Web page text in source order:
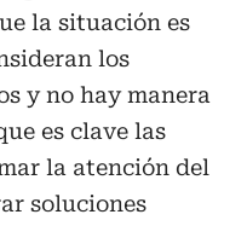
la situación es
los
y no hay manera
es clave las
la atención del
soluciones